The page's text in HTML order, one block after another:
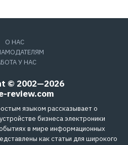
О НАС
У НАС
© 2002—2026
review.com
языком рассказывает о
бизнеса электроники
в мире информационных
как статьи для широкого